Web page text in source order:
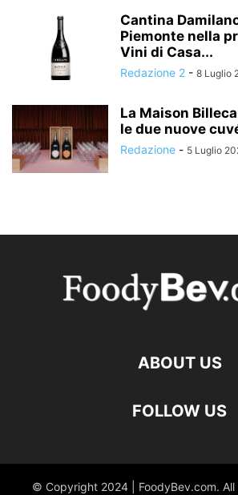
Cantina
Piemonte nella
Vini di Casa...
Redazione 2 - 8 Luglio
La Maison
le due nuove
Redazione - 5 Luglio
ABOUT US
FOLLOW US
© Copyright 2024 | FoodyBev.com. All